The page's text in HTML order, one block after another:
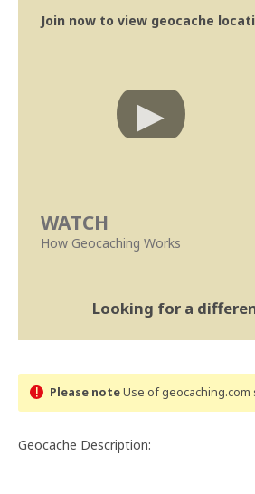
Geocaching-Guidlines:
Join now to view geocache
WATCH
How Geocaching Works
Looking for a
Please noteUse of
Geocache Description: